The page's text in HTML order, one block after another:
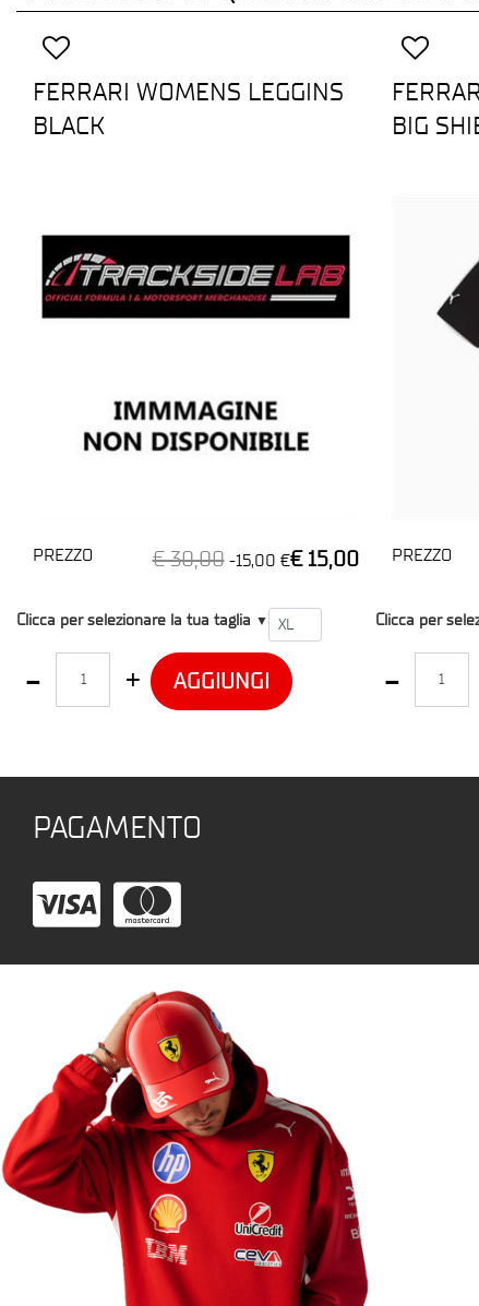
FERRARI WOMENS LEGGINS
BLACK
PREZZO € 30,00 -15,00 €€ 15,00
T1
Clicca per selezionare la tua taglia ▼
AGGIUNGI
BIG
PREZZO
T2
Clicca per
PAGAMENTO